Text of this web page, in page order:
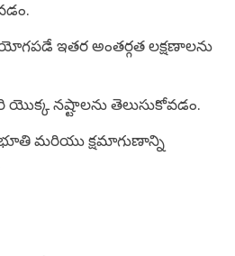
ఇతర అంతర్గత లక్షణాలను
యొక్క నష్టాలను తెలుసుకోవడం.
మరియు క్షమాగుణాన్ని